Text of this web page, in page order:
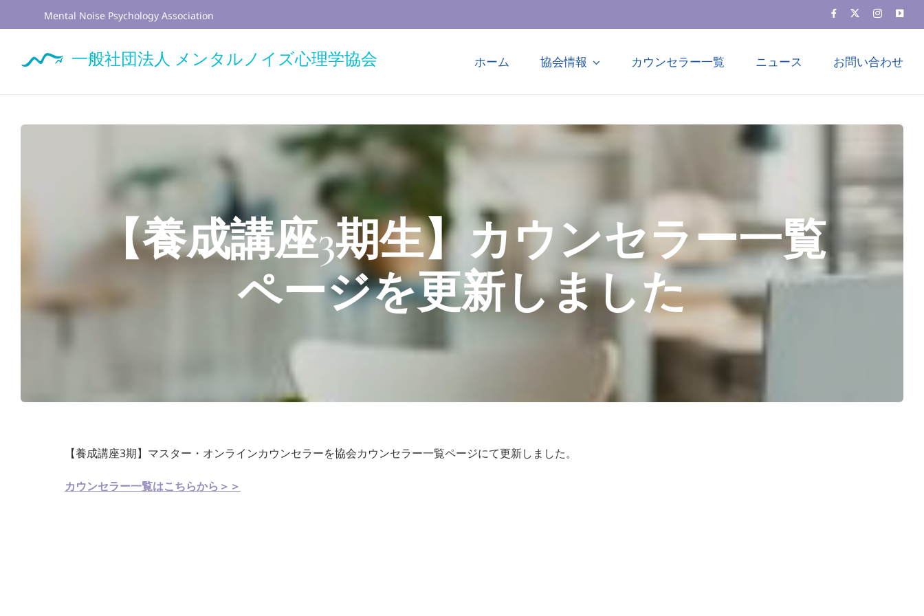
to
Mental Noise Psychology Association
一般社団法人 メンタルノイズ心理学協会 ホーム 協会情報 カウンセラー一覧 ニュース お問い合わせ
【養成講座3期生】カウンセラー一覧
ページを更新しました
【養成講座3期】マスター・オンラインカウンセラーを協会カウンセラー一覧ページにて更新しました。
カウンセラー一覧はこちらから＞＞